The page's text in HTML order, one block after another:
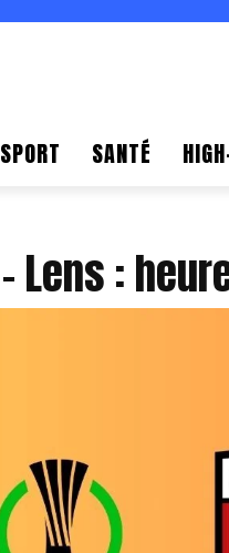
SPORT SANTÉ
Lens :